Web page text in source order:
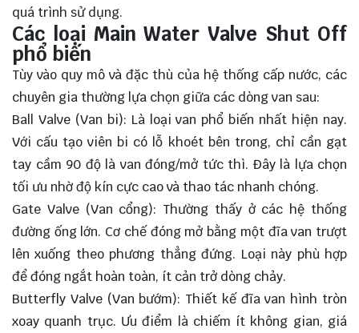
quá trình sử dụng.
Các loại Main Water Valve Shut Off
phổ biến
Tùy vào quy mô và đặc thù của hệ thống cấp nước, các
chuyên gia thường lựa chọn giữa các dòng van sau:
Ball Valve (Van bi): Là loại van phổ biến nhất hiện nay.
Với cấu tạo viên bi có lỗ khoét bên trong, chỉ cần gạt
tay cầm 90 độ là van đóng/mở tức thì. Đây là lựa chọn
tối ưu nhờ độ kín cực cao và thao tác nhanh chóng.
Gate Valve (Van cổng): Thường thấy ở các hệ thống
đường ống lớn. Cơ chế đóng mở bằng một đĩa van trượt
lên xuống theo phương thẳng đứng. Loại này phù hợp
để đóng ngắt hoàn toàn, ít cản trở dòng chảy.
Butterfly Valve (Van bướm): Thiết kế đĩa van hình tròn
xoay quanh trục. Ưu điểm là chiếm ít không gian, giá